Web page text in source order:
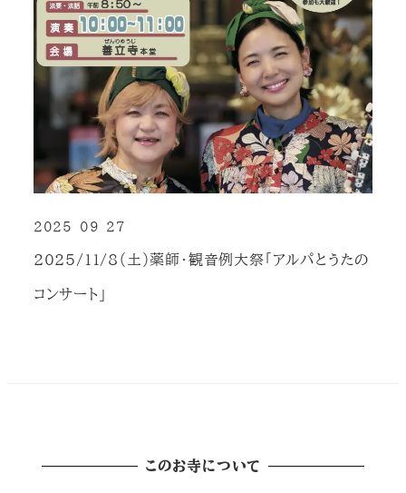
2025/11/8（土）薬師・観音例大祭「アルパとうたの
コンサート」
2025-09-27
このお寺について